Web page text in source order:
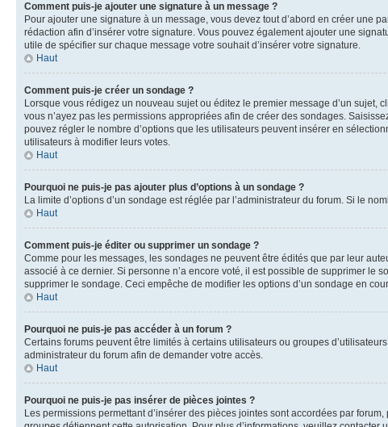
Comment puis-je ajouter une signature à un message ?
Pour ajouter une signature à un message, vous devez tout d’abord en créer une
rédaction afin d’insérer votre signature. Vous pouvez également ajouter une
utile de spécifier sur chaque message votre souhait d’insérer votre signature.
Haut
Comment puis-je créer un sondage ?
Lorsque vous rédigez un nouveau sujet ou éditez le premier message d’un sujet,
vous n’ayez pas les permissions appropriées afin de créer des sondages.
pouvez régler le nombre d’options que les utilisateurs peuvent insérer en
utilisateurs à modifier leurs votes.
Haut
Pourquoi ne puis-je pas ajouter plus d’options à un sondage ?
La limite d’options d’un sondage est réglée par l’administrateur du forum. Si le
Haut
Comment puis-je éditer ou supprimer un sondage ?
Comme pour les messages, les sondages ne peuvent être édités que par leur
associé à ce dernier. Si personne n’a encore voté, il est possible de supprimer le
supprimer le sondage. Ceci empêche de modifier les options d’un sondage en
Haut
Pourquoi ne puis-je pas accéder à un forum ?
Certains forums peuvent être limités à certains utilisateurs ou groupes
administrateur du forum afin de demander votre accès.
Haut
Pourquoi ne puis-je pas insérer de pièces jointes ?
Les permissions permettant d’insérer des pièces jointes sont accordées par